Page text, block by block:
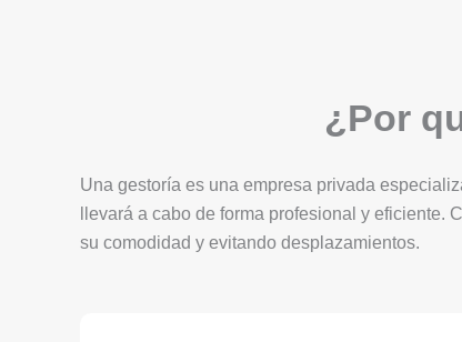
¿Por
Una gestoría es una empresa privada
llevará a cabo de forma profesional y
su comodidad y evitando desplazamientos.